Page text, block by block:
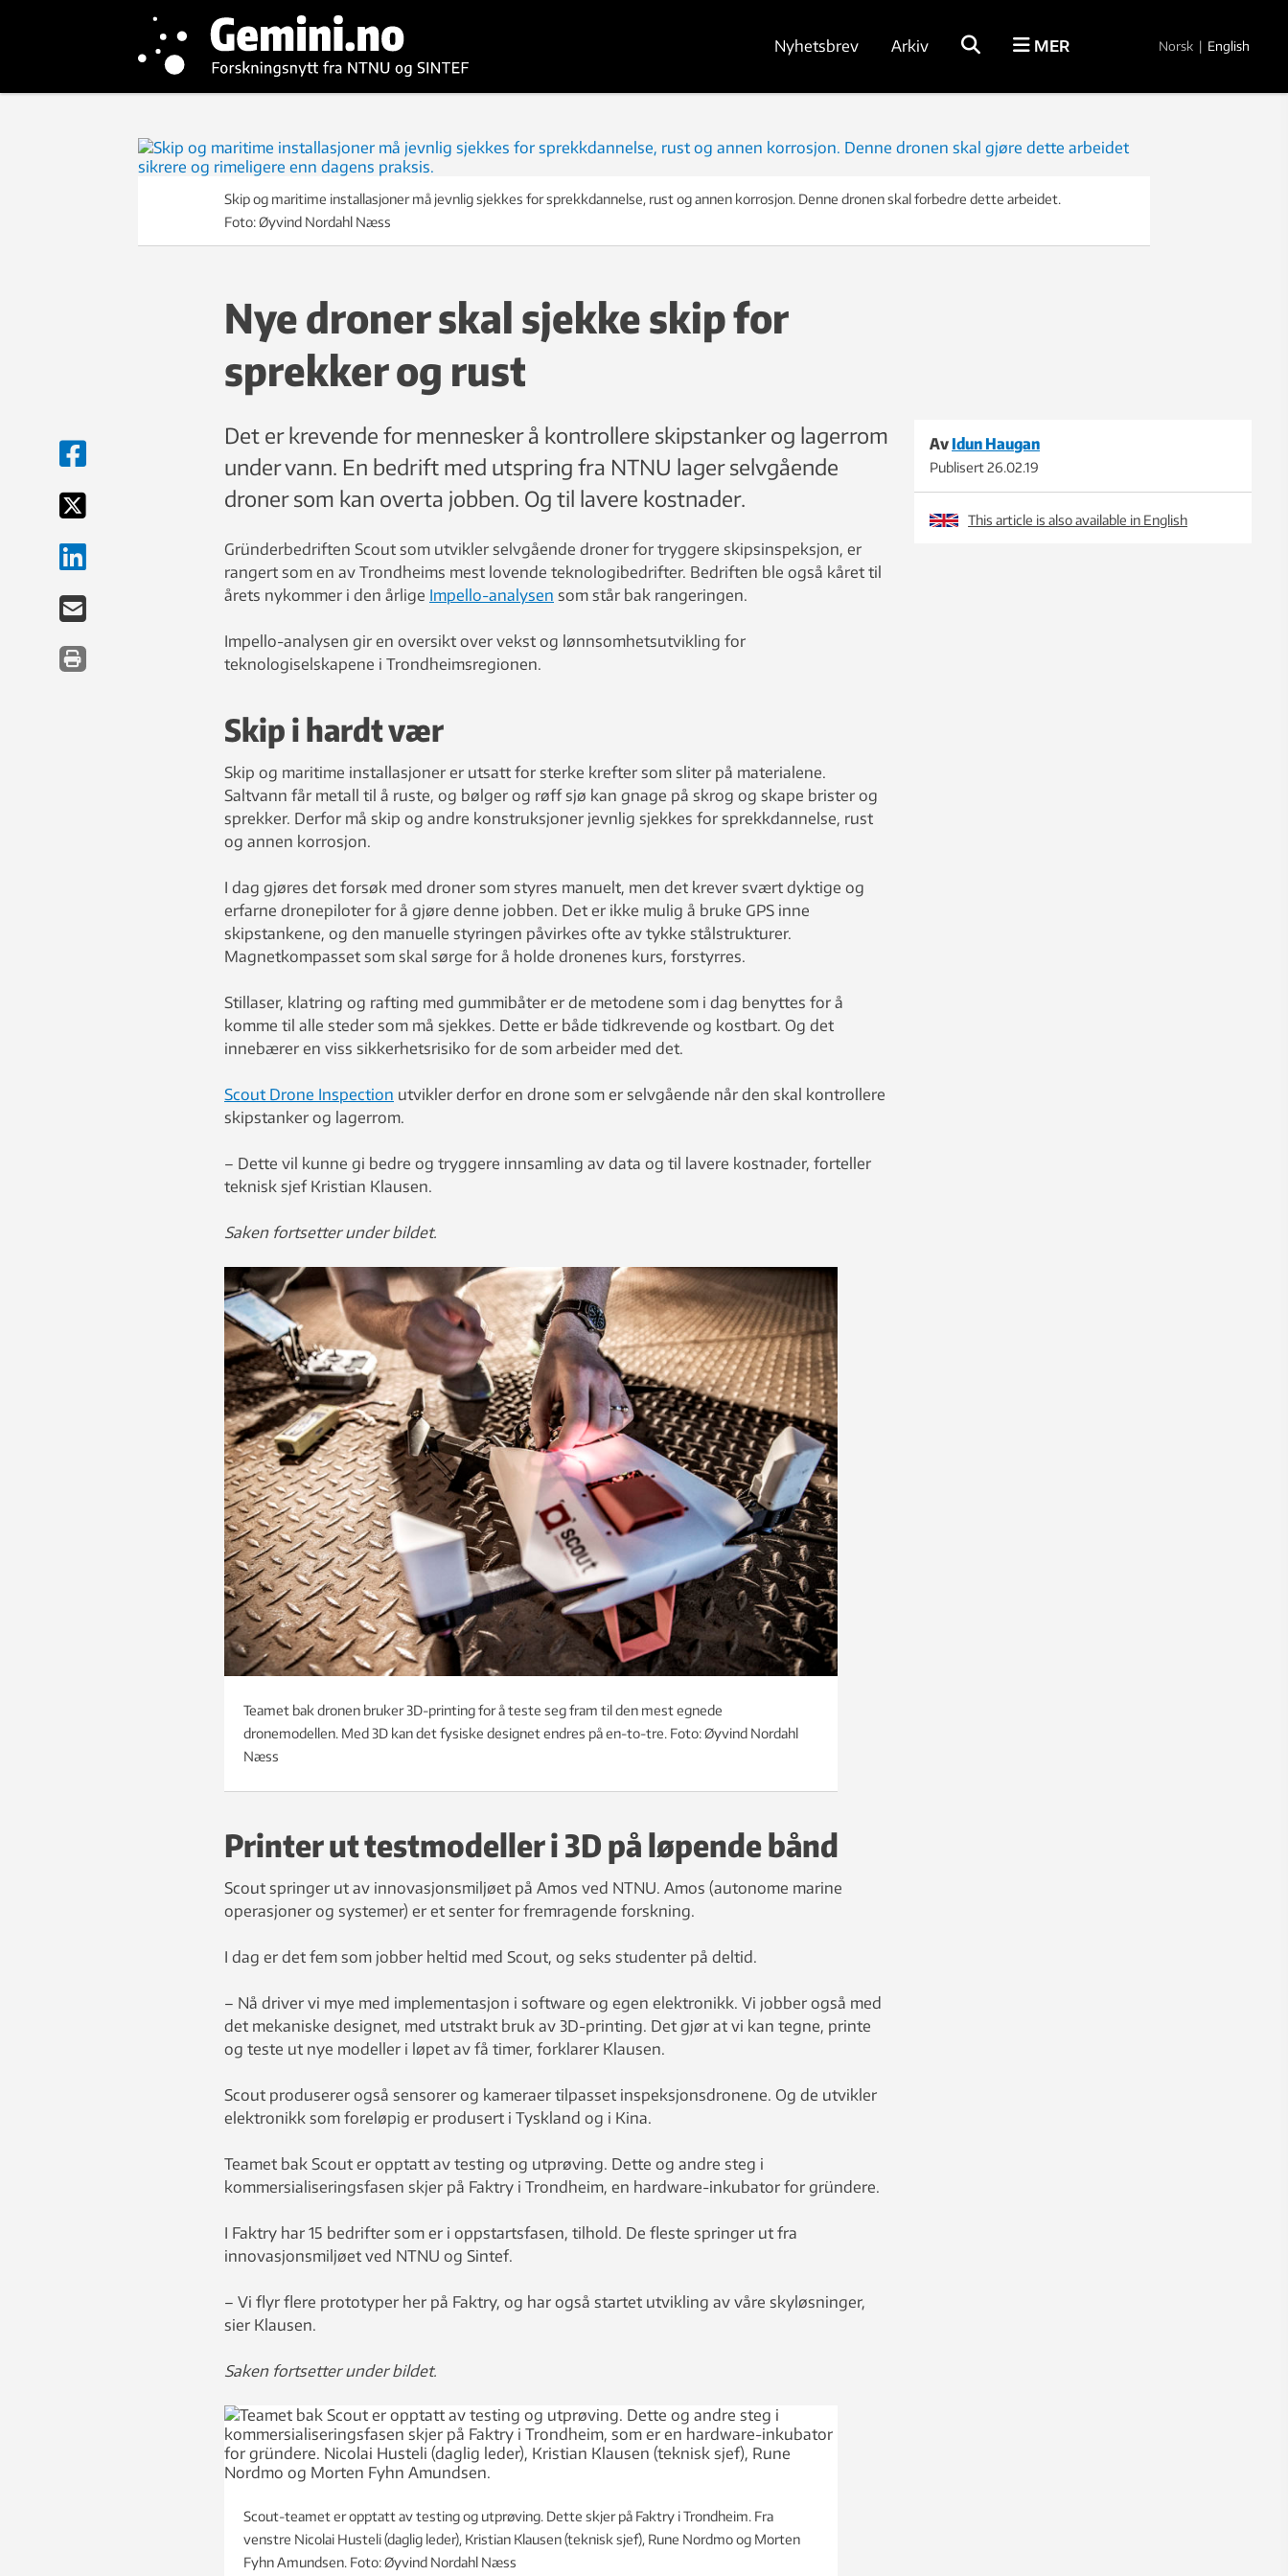
Nyhetsbrev Arkiv MER Norsk | English
Skip og maritime installasjoner må jevnlig sjekkes for sprekkdannelse, rust og annen korrosjon. Denne dronen skal forbedre dette arbeidet.
Foto: Øyvind Nordahl Næss
Nye droner skal sjekke skip for
sprekker og rust
Av Idun Haugan
Publisert26.02.19
This article is also available in English
Det er krevende for mennesker å kontrollere skipstanker og lagerrom
under vann. En bedrift med utspring fra NTNU lager selvgående
droner som kan overta jobben. Og til lavere kostnader.
Gründerbedriften Scout som utvikler selvgående droner for tryggere skipsinspeksjon, er
rangert som en av Trondheims mest lovende teknologibedrifter. Bedriften ble også kåret til
årets nykommer i den årlige Impello-analysen som står bak rangeringen.
Impello-analysen gir en oversikt over vekst og lønnsomhetsutvikling for
teknologiselskapene i Trondheimsregionen.
Skip i hardt vær
Skip og maritime installasjoner er utsatt for sterke krefter som sliter på materialene.
Saltvann får metall til å ruste, og bølger og røff sjø kan gnage på skrog og skape brister og
sprekker. Derfor må skip og andre konstruksjoner jevnlig sjekkes for sprekkdannelse, rust
og annen korrosjon.
I dag gjøres det forsøk med droner som styres manuelt, men det krever svært dyktige og
erfarne dronepiloter for å gjøre denne jobben. Det er ikke mulig å bruke GPS inne
skipstankene, og den manuelle styringen påvirkes ofte av tykke stålstrukturer.
Magnetkompasset som skal sørge for å holde dronenes kurs, forstyrres.
Stillaser, klatring og rafting med gummibåter er de metodene som i dag benyttes for å
komme til alle steder som må sjekkes. Dette er både tidkrevende og kostbart. Og det
innebærer en viss sikkerhetsrisiko for de som arbeider med det.
Scout Drone Inspection utvikler derfor en drone som er selvgående når den skal kontrollere
skipstanker og lagerrom.
– Dette vil kunne gi bedre og tryggere innsamling av data og til lavere kostnader, forteller
teknisk sjef Kristian Klausen.
Saken fortsetter under bildet.
Teamet bak dronen bruker 3D-printing for å teste seg fram til den mest egnede
dronemodellen. Med 3D kan det fysiske designet endres på en-to-tre. Foto: Øyvind Nordahl
Næss
Printer ut testmodeller i 3D på løpende bånd
Scout springer ut av innovasjonsmiljøet på Amos ved NTNU. Amos (autonome marine
operasjoner og systemer) er et senter for fremragende forskning.
I dag er det fem som jobber heltid med Scout, og seks studenter på deltid.
– Nå driver vi mye med implementasjon i software og egen elektronikk. Vi jobber også med
det mekaniske designet, med utstrakt bruk av 3D-printing. Det gjør at vi kan tegne, printe
og teste ut nye modeller i løpet av få timer, forklarer Klausen.
Scout produserer også sensorer og kameraer tilpasset inspeksjonsdronene. Og de utvikler
elektronikk som foreløpig er produsert i Tyskland og i Kina.
Teamet bak Scout er opptatt av testing og utprøving. Dette og andre steg i
kommersialiseringsfasen skjer på Faktry i Trondheim, en hardware-inkubator for gründere.
I Faktry har 15 bedrifter som er i oppstartsfasen, tilhold. De fleste springer ut fra
innovasjonsmiljøet ved NTNU og Sintef.
– Vi flyr flere prototyper her på Faktry, og har også startet utvikling av våre skyløsninger,
sier Klausen.
Saken fortsetter under bildet.
Scout-teamet er opptatt av testing og utprøving. Dette skjer på Faktry i Trondheim. Fra
venstre Nicolai Husteli (daglig leder), Kristian Klausen (teknisk sjef), Rune Nordmo og Morten
Fyhn Amundsen. Foto: Øyvind Nordahl Næss